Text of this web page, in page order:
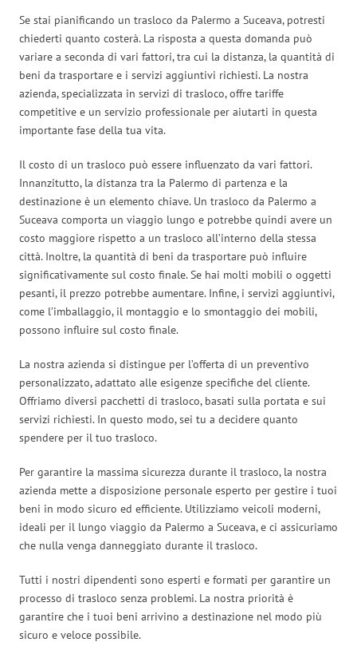
Se stai pianificando un trasloco da Palermo a Suceava, potresti
chiederti quanto costerà. La risposta a questa domanda può
variare a seconda di vari fattori, tra cui la distanza, la quantità di
beni da trasportare e i servizi aggiuntivi richiesti. La nostra
azienda, specializzata in servizi di trasloco, offre tariffe
competitive e un servizio professionale per aiutarti in questa
importante fase della tua vita.
Il costo di un trasloco può essere influenzato da vari fattori.
Innanzitutto, la distanza tra la Palermo di partenza e la
destinazione è un elemento chiave. Un trasloco da Palermo a
Suceava comporta un viaggio lungo e potrebbe quindi avere un
costo maggiore rispetto a un trasloco all’interno della stessa
città. Inoltre, la quantità di beni da trasportare può influire
significativamente sul costo finale. Se hai molti mobili o oggetti
pesanti, il prezzo potrebbe aumentare. Infine, i servizi aggiuntivi,
come l’imballaggio, il montaggio e lo smontaggio dei mobili,
possono influire sul costo finale.
La nostra azienda si distingue per l’offerta di un preventivo
personalizzato, adattato alle esigenze specifiche del cliente.
Offriamo diversi pacchetti di trasloco, basati sulla portata e sui
servizi richiesti. In questo modo, sei tu a decidere quanto
spendere per il tuo trasloco.
Per garantire la massima sicurezza durante il trasloco, la nostra
azienda mette a disposizione personale esperto per gestire i tuoi
beni in modo sicuro ed efficiente. Utilizziamo veicoli moderni,
ideali per il lungo viaggio da Palermo a Suceava, e ci assicuriamo
che nulla venga danneggiato durante il trasloco.
Tutti i nostri dipendenti sono esperti e formati per garantire un
processo di trasloco senza problemi. La nostra priorità è
garantire che i tuoi beni arrivino a destinazione nel modo più
sicuro e veloce possibile.